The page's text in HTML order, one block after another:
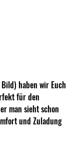
haben wir Euch
für den
man sieht schon
und Zuladung